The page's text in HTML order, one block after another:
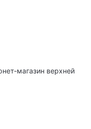
магазин верхней